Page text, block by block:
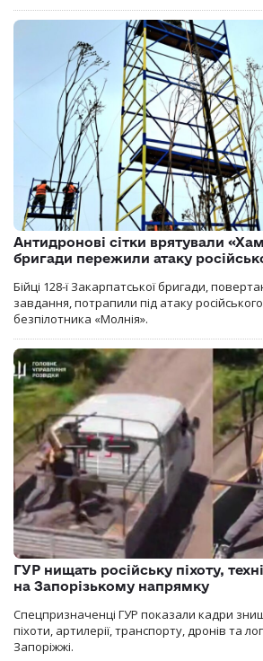
Антидронові сітки врятували
бригади пережили атаку
Бійці 128-ї Закарпатської бригади,
завдання, потрапили під атаку
безпілотника «Молнія».
ГУР нищать російську піхоту,
на Запорізькому напрямку
Спецпризначенці ГУР показали кадри
піхоти, артилерії, транспорту, дронів та
Запоріжжі.